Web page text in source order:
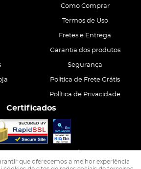
Como Comprar
Termos de Uso
Fretes e Entrega
Garantia dos produtos
Segurança
Politica de Frete Grátis
Política de Privacidade
Certificados
que oferecemos a melhor experiência